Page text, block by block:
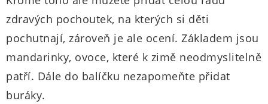
zdravých pochoutek, na kterých si děti
pochutnají, zároveň je ale ocení. Základem jsou
mandarinky, ovoce, které k zimě neodmyslitelně
patří. Dále do balíčku nezapomeňte přidat
buráky.